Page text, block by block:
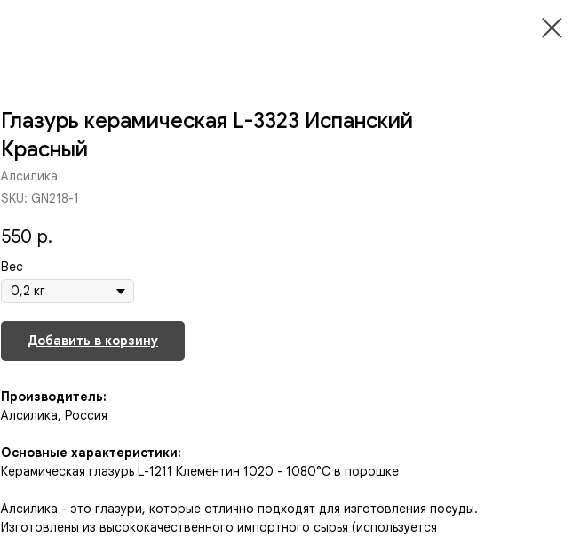
Глазурь керамическая L-3323 Испанский
Красный
Алсилика
SKU: GN218-1
550 р.
Вес
Добавить в корзину
Производитель:
Алсилика, Россия
Основные характеристики:
Керамическая глазурь L-1211 Клементин 1020 - 1080°C в порошке
Алсилика - это глазури, которые отлично подходят для изготовления посуды.
Изготовлены из высококачественного импортного сырья (используется